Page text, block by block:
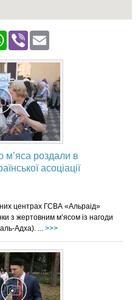
WhatsApp
Viber
м’яса роздали в
асоціації
центрах ГСВА «Альраід»
з жертовним м’ясом із нагоди
Адха). ... >>>